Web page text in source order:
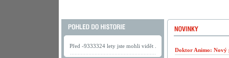
Před -9333324 lety jste mohli vidět .
Doktor Animo: Nový